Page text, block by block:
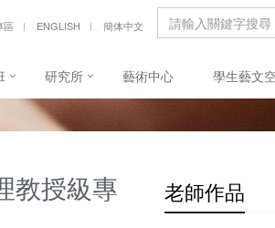
區 ENGLISH 簡体中文
研究所 藝術中心 學生藝文
教授級專
老師作品